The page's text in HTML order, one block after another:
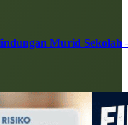
Murid Sekolah